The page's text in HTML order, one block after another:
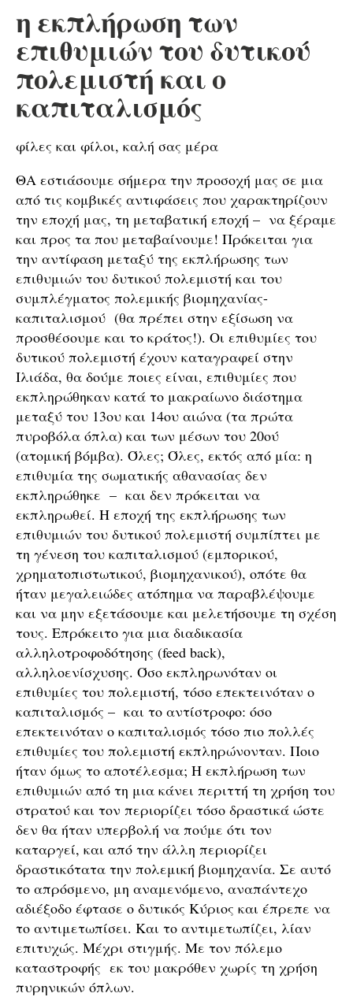
η εκπλήρωση των
επιθυμιών του δυτικού
πολεμιστή και ο
καπιταλισμός
φίλες και φίλοι, καλή σας μέρα
ΘΑ εστιάσουμε σήμερα την προσοχή μας σε μια
από τις κομβικές αντιφάσεις που χαρακτηρίζουν
την εποχή μας, τη μεταβατική εποχή – να ξέραμε
και προς τα που μεταβαίνουμε! Πρόκειται για
την αντίφαση μεταξύ της εκπλήρωσης των
επιθυμιών του δυτικού πολεμιστή και του
συμπλέγματος πολεμικής βιομηχανίας-
καπιταλισμού (θα πρέπει στην εξίσωση να
προσθέσουμε και το κράτος!). Οι επιθυμίες του
δυτικού πολεμιστή έχουν καταγραφεί στην
Ιλιάδα, θα δούμε ποιες είναι, επιθυμίες που
εκπληρώθηκαν κατά το μακραίωνο διάστημα
μεταξύ του 13ου και 14ου αιώνα (τα πρώτα
πυροβόλα όπλα) και των μέσων του 20ού
(ατομική βόμβα). Όλες; Όλες, εκτός από μία: η
επιθυμία της σωματικής αθανασίας δεν
εκπληρώθηκε – και δεν πρόκειται να
εκπληρωθεί. Η εποχή της εκπλήρωσης των
επιθυμιών του δυτικού πολεμιστή συμπίπτει με
τη γένεση του καπιταλισμού (εμπορικού,
χρηματοπιστωτικού, βιομηχανικού), οπότε θα
ήταν μεγαλειώδες ατόπημα να παραβλέψουμε
και να μην εξετάσουμε και μελετήσουμε τη σχέση
τους. Επρόκειτο για μια διαδικασία
αλληλοτροφοδότησης (feed back),
αλληλοενίσχυσης. Όσο εκπληρωνόταν οι
επιθυμίες του πολεμιστή, τόσο επεκτεινόταν ο
καπιταλισμός – και το αντίστροφο: όσο
επεκτεινόταν ο καπιταλισμός τόσο πιο πολλές
επιθυμίες του πολεμιστή εκπληρώνονταν. Ποιο
ήταν όμως το αποτέλεσμα; Η εκπλήρωση των
επιθυμιών από τη μια κάνει περιττή τη χρήση του
στρατού και τον περιορίζει τόσο δραστικά ώστε
δεν θα ήταν υπερβολή να πούμε ότι τον
καταργεί, και από την άλλη περιορίζει
δραστικότατα την πολεμική βιομηχανία. Σε αυτό
το απρόσμενο, μη αναμενόμενο, αναπάντεχο
αδιέξοδο έφτασε ο δυτικός Κύριος και έπρεπε να
το αντιμετωπίσει. Και το αντιμετωπίζει, λίαν
επιτυχώς. Μέχρι στιγμής. Με τον πόλεμο
καταστροφής εκ του μακρόθεν χωρίς τη χρήση
πυρηνικών όπλων.